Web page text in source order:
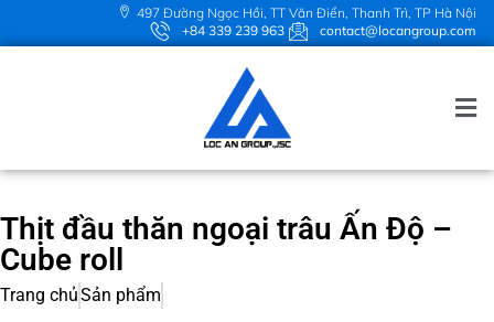
497 Đường Ngọc Hồi, TT Văn Điển, Thanh Trì, TP Hà Nội
+84 339 239 963
contact@locangroup.com
Thịt đầu thăn ngoại trâu Ấn Độ –
Cube roll
Trang chủSản phẩm